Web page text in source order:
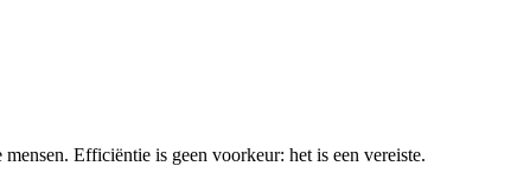
Efficiëntie is geen voorkeur: het is een vereiste.